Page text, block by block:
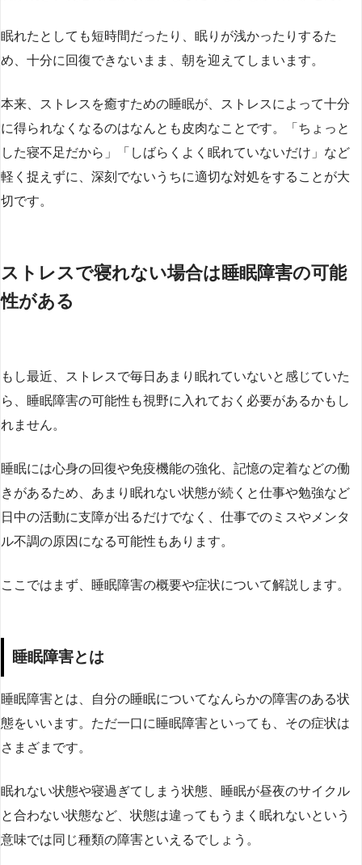
眠れたとしても短時間だったり、眠りが浅かったりするた
め、十分に回復できないまま、朝を迎えてしまいます。
本来、ストレスを癒すための睡眠が、ストレスによって十分
に得られなくなるのはなんとも皮肉なことです。「ちょっと
した寝不足だから」「しばらくよく眠れていないだけ」など
軽く捉えずに、深刻でないうちに適切な対処をすることが大
切です。
ストレスで寝れない場合は睡眠障害の可能
性がある
もし最近、ストレスで毎日あまり眠れていないと感じていた
ら、睡眠障害の可能性も視野に入れておく必要があるかもし
れません。
睡眠には心身の回復や免疫機能の強化、記憶の定着などの働
きがあるため、あまり眠れない状態が続くと仕事や勉強など
日中の活動に支障が出るだけでなく、仕事でのミスやメンタ
ル不調の原因になる可能性もあります。
ここではまず、睡眠障害の概要や症状について解説します。
睡眠障害とは
睡眠障害とは、自分の睡眠についてなんらかの障害のある状
態をいいます。ただ一口に睡眠障害といっても、その症状は
さまざまです。
眠れない状態や寝過ぎてしまう状態、睡眠が昼夜のサイクル
と合わない状態など、状態は違ってもうまく眠れないという
意味では同じ種類の障害といえるでしょう。